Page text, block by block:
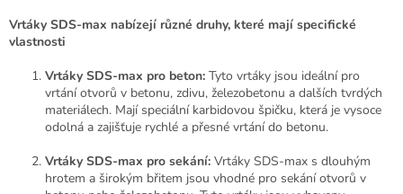
Vrtáky SDS-max nabízejí různé druhy, které mají specifické
vlastnosti
Vrtáky SDS-max pro beton: Tyto vrtáky jsou ideální pro
vrtání otvorů v betonu, zdivu, železobetonu a dalších tvrdých
materiálech. Mají speciální karbidovou špičku, která je vysoce
odolná a zajišťuje rychlé a přesné vrtání do betonu.
Vrtáky SDS-max pro sekání: Vrtáky SDS-max s dlouhým
hrotem a širokým břitem jsou vhodné pro sekání otvorů v